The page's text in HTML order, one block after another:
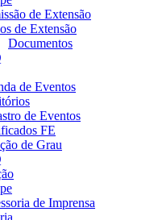
de Extensão
de Extensão
Documentos
de Eventos
de Eventos
FE
de Grau
de Imprensa